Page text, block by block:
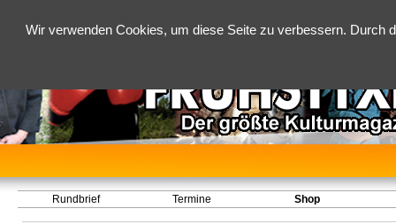
Wir verwenden Cookies, um diese Seite zu verbessern.
Rundbrief Termine Shop